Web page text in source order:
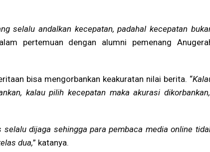
selalu andalkan kecepatan, padahal kecepatan
pertemuan dengan alumni pemenang
bisa mengorbankan keakuratan nilai berita. “
kalau pilih kecepatan maka akurasi dikorbankan,
dijaga sehingga para pembaca media online
dua,” katanya.